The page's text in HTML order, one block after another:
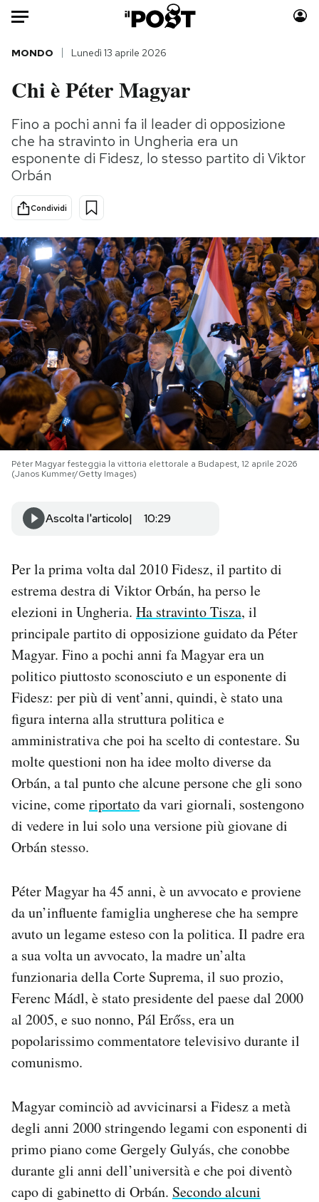
Auto
HOME
Mondo
Politica
Tecnologia
Internet
Scienza
Cultura
Economia
Sport
Moda
Libri
Consumismi
Europa
Altrecose
Mondiali calcio 2026
PODCAST
NEWSLETTER
I MIEI PREFERITI
AREA PERSONALE
Area Personale
Newsletter
Notifiche mobile
Hai bisogno di aiuto?
Esci
MONDO Lunedì 13 aprile 2026
Chi è Péter Magyar
Fino a pochi anni fa il leader di opposizione
che ha stravinto in Ungheria era un
esponente di Fidesz, lo stesso partito di Viktor
Orbán
Condividi
Péter Magyar festeggia la vittoria elettorale a Budapest, 12 aprile 2026
(Janos Kummer/Getty Images)
Ascolta l'articolo 10:29
Per la prima volta dal 2010 Fidesz, il partito di
estrema destra di Viktor Orbán, ha perso le
elezioni in Ungheria. Ha stravinto Tisza, il
principale partito di opposizione guidato da Péter
Magyar. Fino a pochi anni fa Magyar era un
politico piuttosto sconosciuto e un esponente di
Fidesz: per più di vent’anni, quindi, è stato una
figura interna alla struttura politica e
amministrativa che poi ha scelto di contestare. Su
molte questioni non ha idee molto diverse da
Orbán, a tal punto che alcune persone che gli sono
vicine, comeriportatoda vari giornali, sostengono
di vedere in lui solo una versione più giovane di
Orbán stesso.
Péter Magyar ha 45 anni, è un avvocato e proviene
da un’influente famiglia ungherese che ha sempre
avuto un legame esteso con la politica. Il padre era
a sua volta un avvocato, la madre un’alta
funzionaria della Corte Suprema, il suo prozio,
Ferenc Mádl, è stato presidente del paese dal 2000
al 2005, e suo nonno, Pál Erőss, era un
popolarissimo commentatore televisivo durante il
comunismo.
Magyar cominciò ad avvicinarsi a Fidesz a metà
degli anni 2000 stringendo legami con esponenti di
primo piano come Gergely Gulyás, che conobbe
durante gli anni dell’università e che poi diventò
capo di gabinetto di Orbán. Secondo alcuni